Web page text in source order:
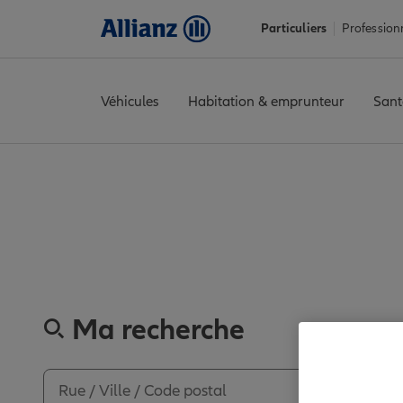
Particuliers
Véhicules Habitation & emprunteur
Ma recherche